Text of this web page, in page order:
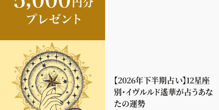
【2026年下半期占い】12星座
別・イヴルルド遙華が占うあな
たの運勢